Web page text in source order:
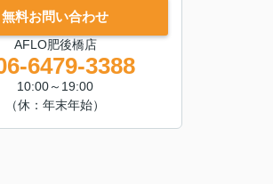
無料お問い合わせ
AFLO肥後橋店
6479-3388
10:00～19:00
（休：年末年始）